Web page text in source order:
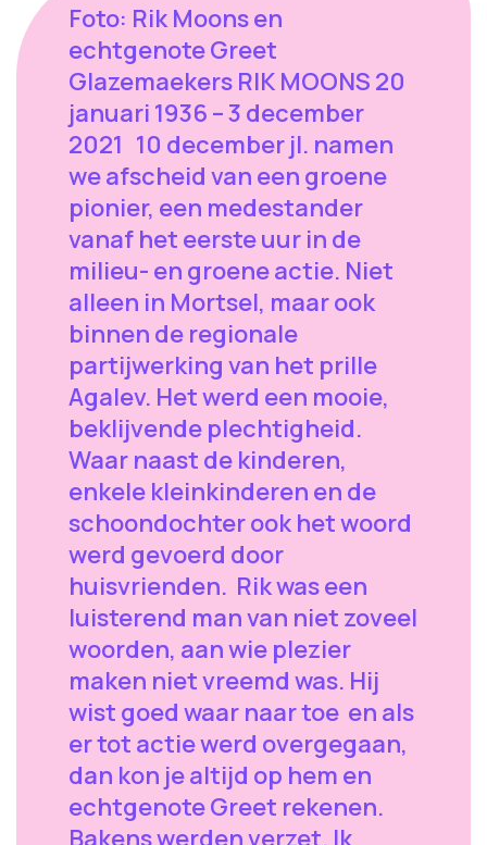
Foto: Rik Moons en
echtgenote Greet
Glazemaekers RIK MOONS 20
januari 1936 – 3 december
2021 10 december jl. namen
we afscheid van een groene
pionier, een medestander
vanaf het eerste uur in de
milieu- en groene actie. Niet
alleen in Mortsel, maar ook
binnen de regionale
partijwerking van het prille
Agalev. Het werd een mooie,
beklijvende plechtigheid.
Waar naast de kinderen,
enkele kleinkinderen en de
schoondochter ook het woord
werd gevoerd door
huisvrienden. Rik was een
luisterend man van niet zoveel
woorden, aan wie plezier
maken niet vreemd was. Hij
wist goed waar naar toe en als
er tot actie werd overgegaan,
dan kon je altijd op hem en
echtgenote Greet rekenen.
Bakens werden verzet. Ik